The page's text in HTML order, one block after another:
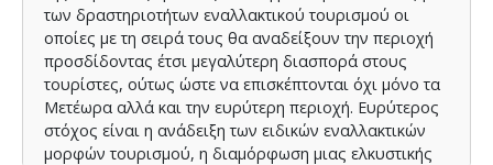
των δραστηριοτήτων εναλλακτικού τουρισμού οι
οποίες με τη σειρά τους θα αναδείξουν την περιοχή
προσδίδοντας έτσι μεγαλύτερη διασπορά στους
τουρίστες, ούτως ώστε να επισκέπτονται όχι μόνο τα
Μετέωρα αλλά και την ευρύτερη περιοχή. Ευρύτερος
στόχος είναι η ανάδειξη των ειδικών εναλλακτικών
μορφών τουρισμού, η διαμόρφωση μιας ελκυστικής